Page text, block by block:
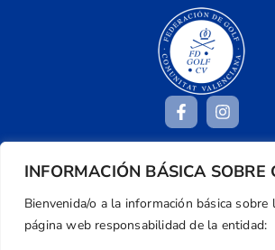
INFORMACIÓN BÁSICA SOBRE
Bienvenida/o a la información básica sobre
página web responsabilidad de la entidad:
Dirección
Centre de L´Esport, Carrer
Caballero, Nº 5, Despachos 2